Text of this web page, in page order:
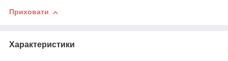
Приховати
Характеристики